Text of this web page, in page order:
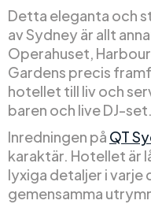
Detta eleganta och
av Sydney är allt
Operahuset,
Gardens precis
hotellet till liv och
baren och live DJ-set.
Inredningen på QT
karaktär. Hotellet är
lyxiga detaljer i varje
gemensamma